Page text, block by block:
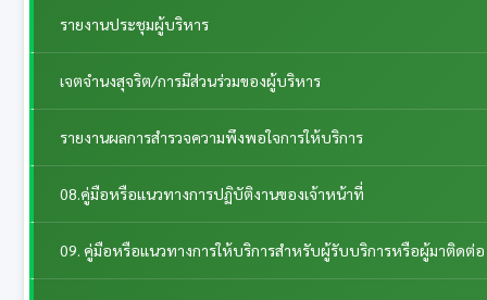
รายงานประชุมผู้บริหาร
เจตจำนงสุจริต/การมีส่วนร่วมของผู้บริหาร
รายงานผลการสำรวจความพึงพอใจการให้บริการ
08.คู่มือหรือแนวทางการปฏิบัติงานของเจ้าหน้าที่
09. คู่มือหรือแนวทางการให้บริการสำหรับผู้รับบริการหรือผู้มาติดต่อ